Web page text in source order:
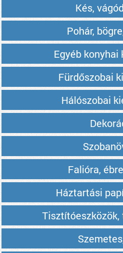
Kés,
Pohár,
Egyéb konyhai
Fürdőszobai
Hálószobai
Falióra,
Háztartási